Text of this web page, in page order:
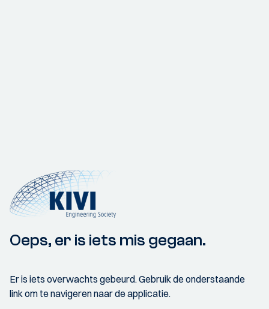
Oeps, er is iets mis gegaan.
Er is iets overwachts gebeurd. Gebruik de onderstaande
link om te navigeren naar de applicatie.